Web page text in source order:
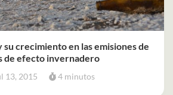
su crecimiento en las emisiones de
de efecto invernadero
13, 2015 4 minutos